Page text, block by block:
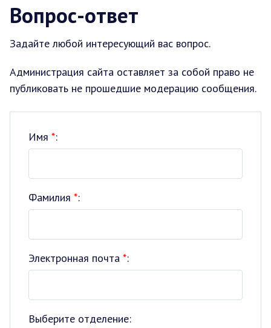
Вопрос-ответ
Задайте любой интересующий вас вопрос.
Администрация сайта оставляет за собой право не
публиковать не прошедшие модерацию сообщения.
Имя *:
Фамилия *:
Электронная почта *:
Выберите отделение: